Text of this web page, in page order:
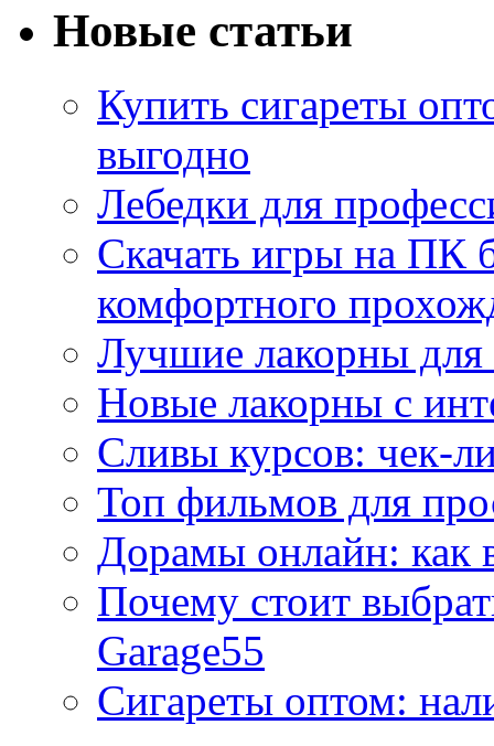
Новые статьи
Купить сигареты
выгодно
Лебедки для
Скачать игры на ПК
комфортного
Лучшие лакорны для
Новые лакорны с
Сливы курсов: чек-
Топ фильмов для
Дорамы онлайн: как
Почему стоит
Garage55
Сигареты оптом: